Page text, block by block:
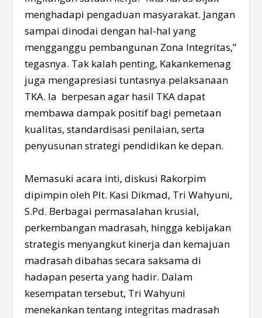
menghadapi pengaduan masyarakat. Jangan
sampai dinodai dengan hal-hal yang
mengganggu pembangunan Zona Integritas,”
tegasnya. Tak kalah penting, Kakankemenag
juga mengapresiasi tuntasnya pelaksanaan
TKA. Ia berpesan agar hasil TKA dapat
membawa dampak positif bagi pemetaan
kualitas, standardisasi penilaian, serta
penyusunan strategi pendidikan ke depan.
Memasuki acara inti, diskusi Rakorpim
dipimpin oleh Plt. Kasi Dikmad, Tri Wahyuni,
S.Pd. Berbagai permasalahan krusial,
perkembangan madrasah, hingga kebijakan
strategis menyangkut kinerja dan kemajuan
madrasah dibahas secara saksama di
hadapan peserta yang hadir. Dalam
kesempatan tersebut, Tri Wahyuni
menekankan tentang integritas madrasah